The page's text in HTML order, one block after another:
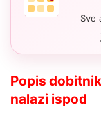
Sve
Popis
nalazi ispod